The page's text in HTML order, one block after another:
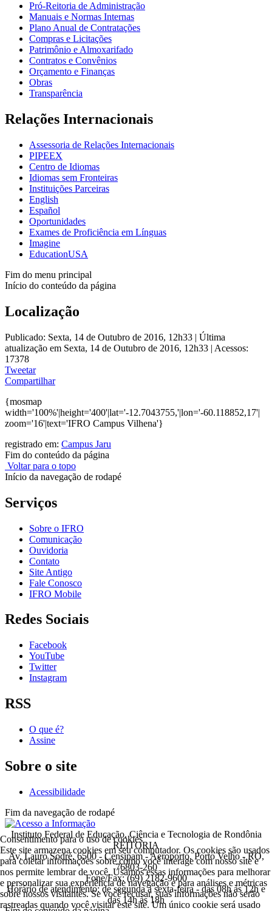
Pró-Reitoria de Administração
Manuais e Normas Internas
Plano Anual de Contratações
Compras e Licitações
Patrimônio e Almoxarifado
Contratos e Convênios
Orçamento e Finanças
Obras
Transparência
Relações Internacionais
Assessoria de Relações Internacionais
PIPEEX
Centro de Idiomas
Idiomas sem Fronteiras
Instituições Parceiras
English
Español
Oportunidades
Exames de Proficiência em Línguas
Imagine
EducationUSA
Fim do menu principal
Início do conteúdo da página
Localização
Publicado: Sexta, 14 de Outubro de 2016, 12h33 | Última
atualização em Sexta, 14 de Outubro de 2016, 12h33 | Acessos:
17378
Tweetar
Compartilhar
{mosmap
width='100%'|height='400'|lat='-12.7043755,'|lon='-60.118852,17'|
zoom='16'|text='IFRO Campus Vilhena'}
registrado em: Campus Jaru
Fim do conteúdo da página
Voltar para o topo
Início da navegação de rodapé
Serviços
Sobre o IFRO
Comunicação
Ouvidoria
Contato
Site Antigo
Fale Conosco
IFRO Mobile
Redes Sociais
Facebook
YouTube
Twitter
Instagram
RSS
O que é?
Assine
Sobre o site
Acessibilidade
Fim da navegação de rodapé
Instituto Federal de Educação, Ciência e Tecnologia de Rondônia
REITORIA
Av. Lauro Sodré, 6500 - Censipam - Aeroporto, Porto Velho - RO,
76803-260
Fone/Fax: (69) 2182-9600
Horário de atendimento: de segunda a sexta-feira - das 08h às 12h e
das 14h às 18h
Consentimento para o uso de cookies
Este site armazena cookies em seu computador. Os cookies são usados
para coletar informações sobre como você interage com nosso site e
nos permite lembrar de você. Usamos essas informações para melhorar
e personalizar sua experiência de navegação e para análises e métricas
sobre nossos visitantes. Se você recusar, suas informações não serão
rastreadas quando você visitar este site. Um único cookie será usado